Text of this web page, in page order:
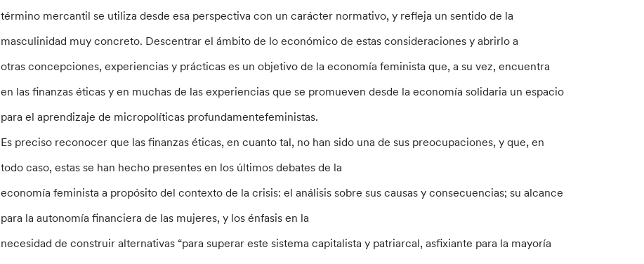
término mercantil se utiliza desde esa perspectiva con un carácter normativo, y refleja un sentido de la
masculinidad muy concreto. Descentrar el ámbito de lo económico de estas consideraciones y abrirlo a
otras concepciones, experiencias y prácticas es un objetivo de la economía feminista que, a su vez, encuentra
en las finanzas éticas y en muchas de las experiencias que se promueven desde la economía solidaria un espacio
para el aprendizaje de micropolíticas profundamentefeministas.
Es preciso reconocer que las finanzas éticas, en cuanto tal, no han sido una de sus preocupaciones, y que, en
todo caso, estas se han hecho presentes en los últimos debates de la
economía feminista a propósito del contexto de la crisis: el análisis sobre sus causas y consecuencias; su alcance
para la autonomía financiera de las mujeres, y los énfasis en la
necesidad de construir alternativas “para superar este sistema capitalista y patriarcal, asfixiante para la mayoría